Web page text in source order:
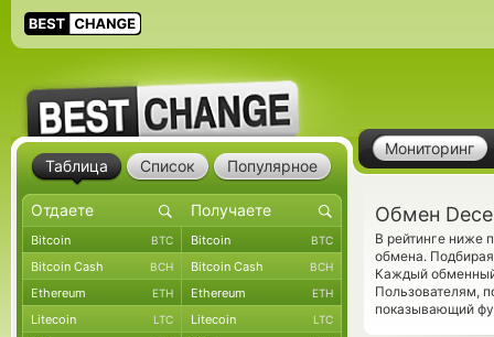
Мониторинг
Обмен
В рейтинге ниже
обмена.
Каждый
Пользователям,
показывающий
Таблица Список Популярное
Bitcoin BTC Bitcoin BTC
Bitcoin Cash BCH Bitcoin Cash BCH
Ethereum ETH Ethereum ETH
Litecoin LTC Litecoin LTC